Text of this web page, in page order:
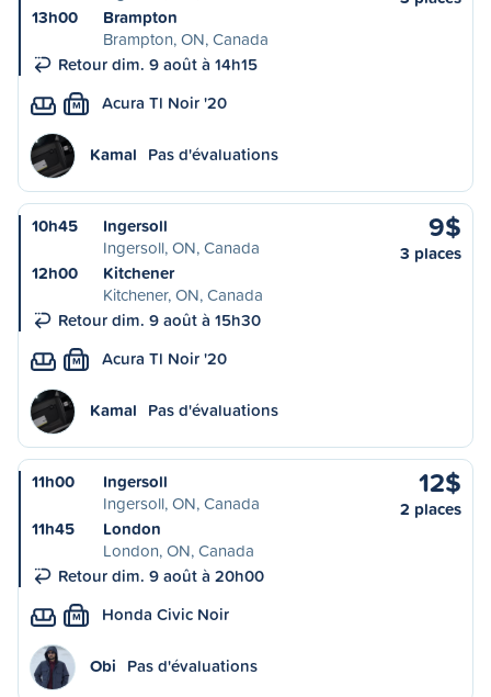
13h00
Brampton
Brampton, ON, Canada
Retour dim. 9 août à 14h15
M Acura Tl Noir '20
Kamal Pas d'évaluations
10h45
Ingersoll
Ingersoll, ON, Canada
12h00
Kitchener
Kitchener, ON, Canada
Retour dim. 9 août à 15h30
9$
3 places
M Acura Tl Noir '20
Kamal Pas d'évaluations
11h00
Ingersoll
Ingersoll, ON, Canada
11h45
London
London, ON, Canada
Retour dim. 9 août à 20h00
12$
2 places
M Honda Civic Noir
Obi Pas d'évaluations